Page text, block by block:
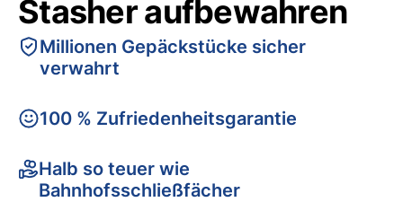
Stasher aufbewahren
Millionen Gepäckstücke sicher
verwahrt
100 % Zufriedenheitsgarantie
Halb so teuer wie
Bahnhofsschließfächer